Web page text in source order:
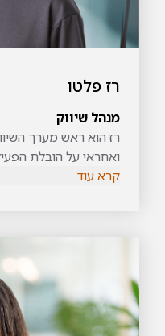
רז פלטו
מנהל שיווק
ואחראי על הובלת
החברה. בתפקידו הוא
משלבת בין ראייה
עולמות הטכנולוגיה
קרא עוד